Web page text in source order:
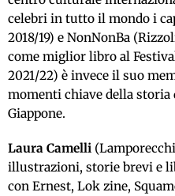
celebri in tutto il mondo i
2018/19) e NonNonBa
come miglior libro al
2021/22) è invece il suo
momenti chiave della storia
Giappone.
Laura Camelli
illustrazioni, storie brevi e
con Ernest, Lok zine,